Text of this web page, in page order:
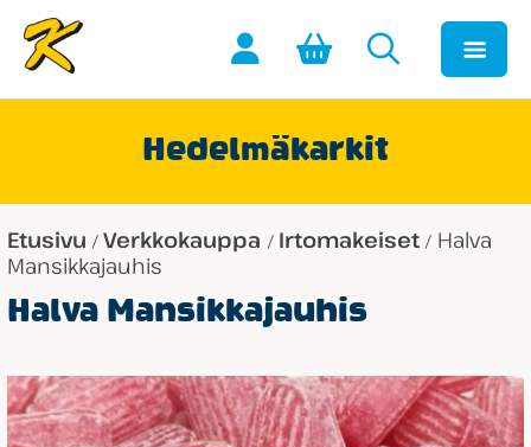
Hedelmäkarkit
Etusivu / Verkkokauppa / Irtomakeiset / Halva
Mansikkajauhis
Halva Mansikkajauhis